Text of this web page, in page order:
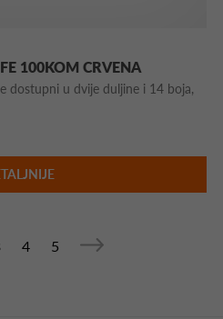
100KOM CRVENA
dostupni u dvije duljine i 14 boja,
4 5